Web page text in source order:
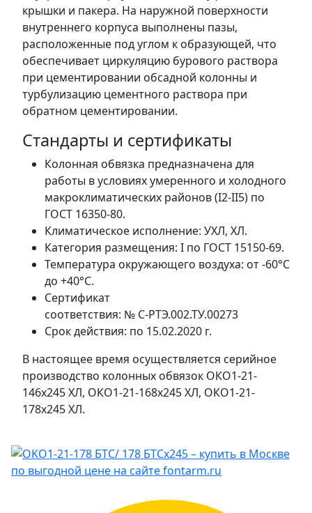
крышки и пакера. На наружной поверхности
внутреннего корпуса выполнены пазы,
расположенные под углом к образующей, что
обеспечивает циркуляцию бурового раствора
при цементировании обсадной колонны и
турбулизацию цементного раствора при
обратном цементировании.
Стандарты и сертификаты
Колонная обвязка предназначена для
работы в условиях умеренного и холодного
макроклиматических районов (I2-II5) по
ГОСТ 16350-80.
Климатическое исполнение: УХЛ, ХЛ.
Категория размещения: I по ГОСТ 15150-69.
Температура окружающего воздуха: от -60°С
до +40°С.
Сертификат
соответствия: № С-РТЭ.002.ТУ.00273
Срок действия: по 15.02.2020 г.
В настоящее время осуществляется серийное
производство колонных обвязок ОКО1-21-
146х245 ХЛ, ОКО1-21-168х245 ХЛ, ОКО1-21-
178х245 ХЛ.